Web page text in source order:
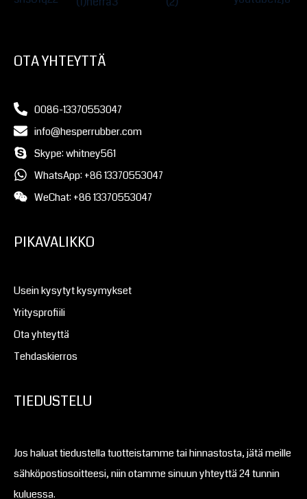
OTA YHTEYTTÄ
0086-13370553047
info@hesperrubber.com
Skype: whitney561
WhatsApp: +86 13370553047
WeChat: +86 13370553047
PIKAVALIKKO
Usein kysytyt kysymykset
Yritysprofiili
Ota yhteyttä
Tehdaskierros
TIEDUSTELU
Jos haluat tiedustella tuotteistamme tai hinnastosta, jätä meille
sähköpostiosoitteesi, niin otamme sinuun yhteyttä 24 tunnin
kuluessa.